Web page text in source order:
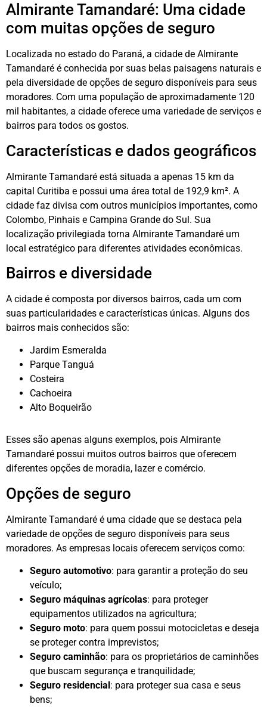
Almirante Tamandaré: Uma cidade
com muitas opções de seguro
Localizada no estado do Paraná, a cidade de Almirante
Tamandaré é conhecida por suas belas paisagens naturais e
pela diversidade de opções de seguro disponíveis para seus
moradores. Com uma população de aproximadamente 120
mil habitantes, a cidade oferece uma variedade de serviços e
bairros para todos os gostos.
Características e dados geográficos
Almirante Tamandaré está situada a apenas 15 km da
capital Curitiba e possui uma área total de 192,9 km². A
cidade faz divisa com outros municípios importantes, como
Colombo, Pinhais e Campina Grande do Sul. Sua
localização privilegiada torna Almirante Tamandaré um
local estratégico para diferentes atividades econômicas.
Bairros e diversidade
A cidade é composta por diversos bairros, cada um com
suas particularidades e características únicas. Alguns dos
bairros mais conhecidos são:
Jardim Esmeralda
Parque Tanguá
Costeira
Cachoeira
Alto Boqueirão
Esses são apenas alguns exemplos, pois Almirante
Tamandaré possui muitos outros bairros que oferecem
diferentes opções de moradia, lazer e comércio.
Opções de seguro
Almirante Tamandaré é uma cidade que se destaca pela
variedade de opções de seguro disponíveis para seus
moradores. As empresas locais oferecem serviços como:
Seguro automotivo: para garantir a proteção do seu
veículo;
Seguro máquinas agrícolas: para proteger
equipamentos utilizados na agricultura;
Seguro moto: para quem possui motocicletas e deseja
se proteger contra imprevistos;
Seguro caminhão: para os proprietários de caminhões
que buscam segurança e tranquilidade;
Seguro residencial : para proteger sua casa e seus
bens;